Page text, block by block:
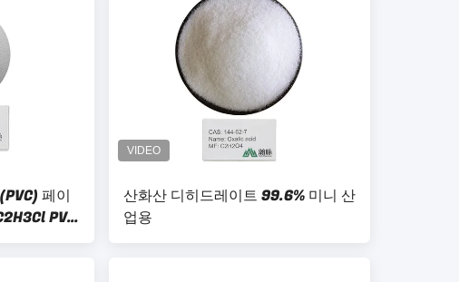
페이
PVC
산화산 디히드레이트 99.6% 미니 산
업용